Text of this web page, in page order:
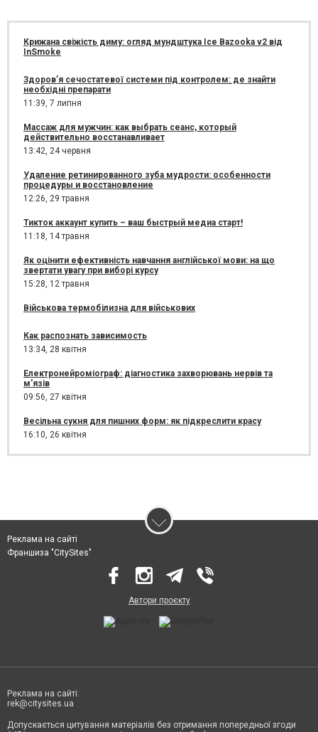
Крижана свіжість диму: огляд мундштука Ice Bazooka v2 від
InSmoke
Здоров’я сечостатевої системи під контролем: де знайти
необхідні препарати
11:39, 7 липня
Массаж для мужчин: как выбрать сеанс, который
действительно восстанавливает
13:42, 24 червня
Удаление ретинированного зуба мудрости: особенности
процедуры и восстановление
12:26, 29 травня
Тикток аккаунт купить – ваш быстрый медиа старт!
11:18, 14 травня
Як оцінити ефективність навчання англійської мови: на що
звертати увагу при виборі курсу
15:28, 12 травня
Військова термобілизна для військових
Как распознать зависимость
13:34, 28 квітня
Електронейроміограф: діагностика захворювань нервів та
м'язів
09:56, 27 квітня
Весільна сукня для пишних форм: як підкреслити красу
16:10, 26 квітня
Реклама на сайті
Франшиза "CitySites"
Автори проєкту
Реклама на сайті:
rek@citysites.ua
Допускається цитування матеріалів без отримання попередньої згоди